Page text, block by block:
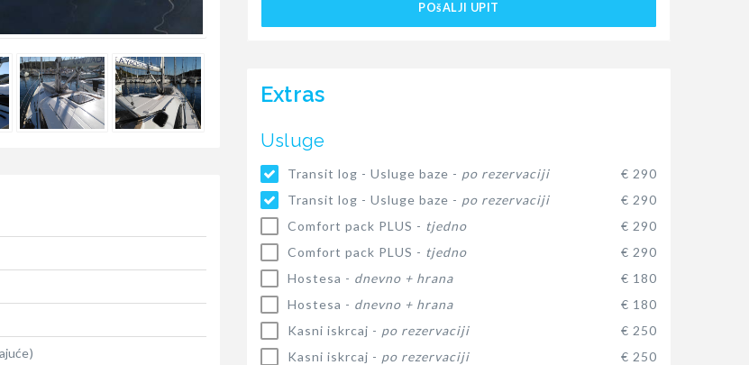
POšALJI UPIT
Extras
Usluge
Transit log - Usluge baze - po rezervaciji
€ 290
Transit log - Usluge baze - po rezervaciji
€ 290
Comfort pack PLUS - tjedno
€ 290
Comfort pack PLUS - tjedno
€ 290
Hostesa - dnevno + hrana
€ 180
Hostesa - dnevno + hrana
€ 180
Kasni iskrcaj - po rezervaciji
€ 250
Kasni iskrcaj - po rezervaciji
€ 250